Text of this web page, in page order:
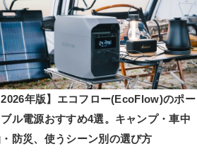
年版】エコフロー(EcoFlow)のポー
ル電源おすすめ4選。キャンプ・車中
防災、使うシーン別の選び方